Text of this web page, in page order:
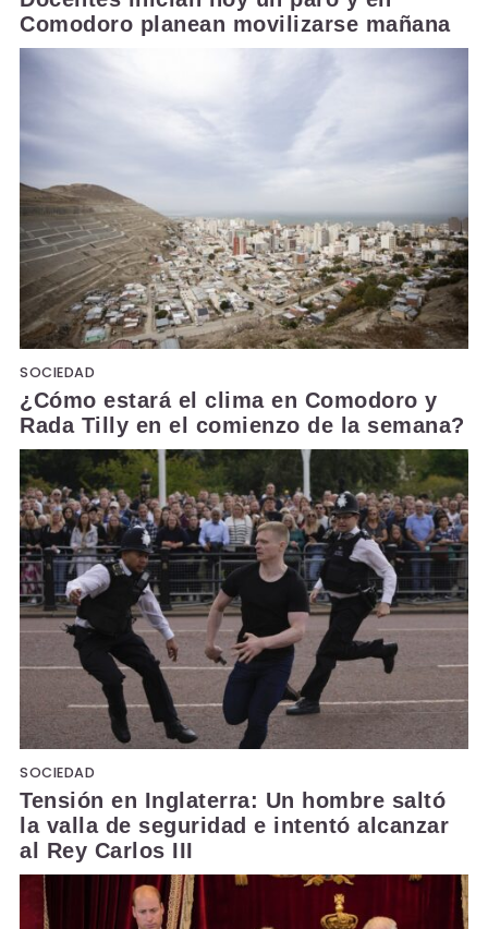
Comodoro planean movilizarse mañana
SOCIEDAD
¿Cómo estará el clima en Comodoro y
Rada Tilly en el comienzo de la semana?
SOCIEDAD
Tensión en Inglaterra: Un hombre saltó
la valla de seguridad e intentó alcanzar
al Rey Carlos III